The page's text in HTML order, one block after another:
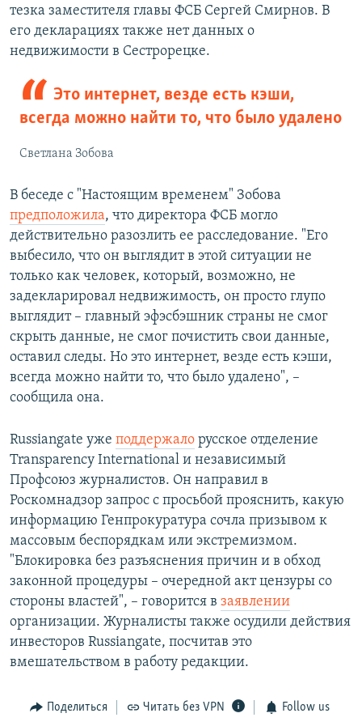
тезка заместителя главы ФСБ Сергей Смирнов. В
его декларациях также нет данных о
недвижимости в Сестрорецке.
Это интернет, везде есть кэши,
всегда можно найти то, что было удалено
Светлана Зобова
В беседе с "Настоящим временем" Зобова
предположила, что директора ФСБ могло
действительно разозлить ее расследование. "Его
выбесило, что он выглядит в этой ситуации не
только как человек, который, возможно, не
задекларировал недвижимость, он просто глупо
выглядит – главный эфэсбэшник страны не смог
скрыть данные, не смог почистить свои данные,
оставил следы. Но это интернет, везде есть кэши,
всегда можно найти то, что было удалено", –
сообщила она.
Russiangate уже поддержало русское отделение
Transparency International и независимый
Профсоюз журналистов. Он направил в
Роскомнадзор запрос с просьбой прояснить, какую
информацию Генпрокуратура сочла призывом к
массовым беспорядкам или экстремизмом.
"Блокировка без разъяснения причин и в обход
законной процедуры – очередной акт цензуры со
стороны властей", – говорится в заявлении
организации. Журналисты также осудили действия
инвесторов Russiangate, посчитав это
вмешательством в работу редакции.
Поделиться Читать без VPN Follow us